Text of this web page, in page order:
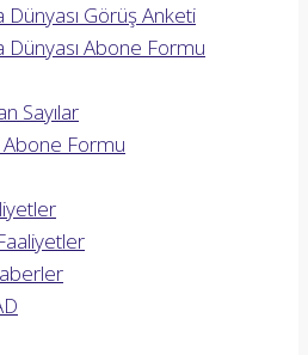
Dünyası Görüş Anketi
Dünyası Abone Formu
Sayılar
Formu